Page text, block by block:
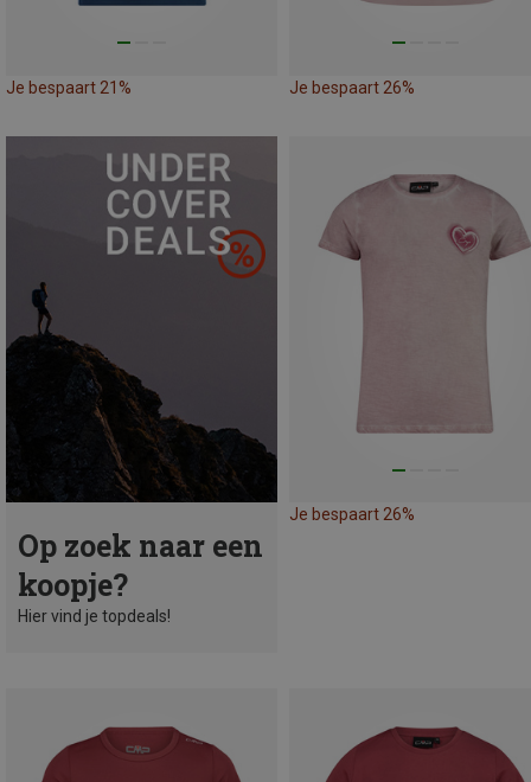
Je bespaart 21% Je bespaart 26%
Op zoek naar een
koopje?
Hier vind je topdeals!
Je bespaart 26%